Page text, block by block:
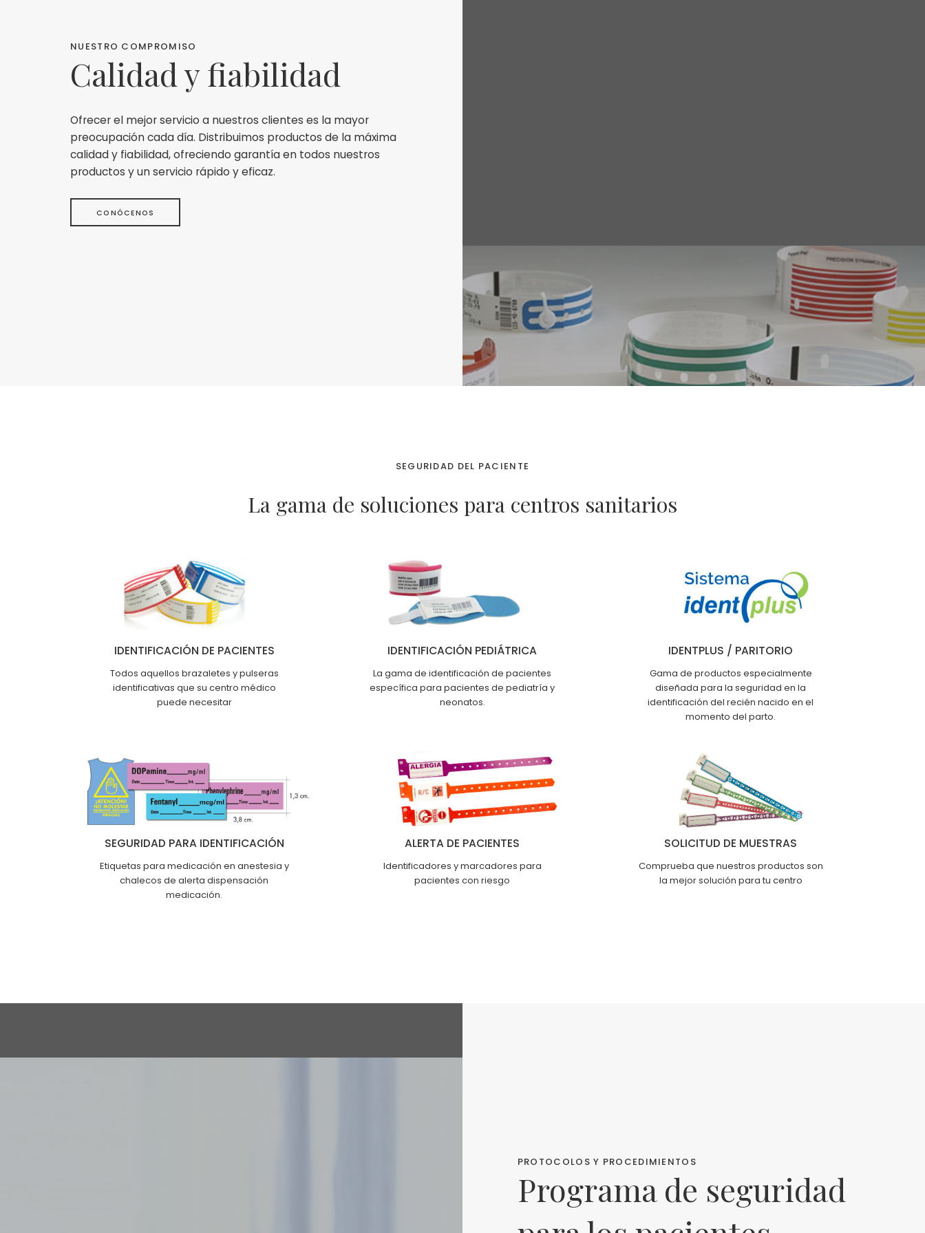
NUESTRO COMPROMISO
Calidad y fiabilidad
Ofrecer el mejor servicio a nuestros clientes es la mayor
preocupación cada día. Distribuimos productos de la máxima
calidad y fiabilidad, ofreciendo garantía en todos nuestros
productos y un servicio rápido y eficaz.
CONÓCENOS
SEGURIDAD DEL PACIENTE
La gama de soluciones para centros sanitarios
IDENTIFICACIÓN DE PACIENTES
Todos aquellos brazaletes y pulseras
identificativas que su centro médico
puede necesitar
IDENTIFICACIÓN PEDIÁTRICA
La gama de identificación de pacientes
específica para pacientes de pediatría y
neonatos.
IDENTPLUS / PARITORIO
Gama de productos especialmente
diseñada para la seguridad en la
identificación del recién nacido en el
momento del parto.
SEGURIDAD PARA IDENTIFICACIÓN
Etiquetas para medicación en anestesia y
chalecos de alerta dispensación
medicación.
ALERTA DE PACIENTES
Identificadores y marcadores para
pacientes con riesgo
SOLICITUD DE MUESTRAS
Comprueba que nuestros productos son
la mejor solución para tu centro
PROTOCOLOS Y PROCEDIMIENTOS
Programa de seguridad